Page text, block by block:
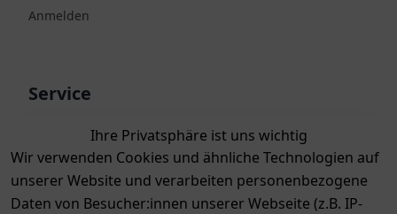
Ihre Privatsphäre ist uns wichtig
Wir verwenden Cookies und ähnliche Technologien auf
unserer Website und verarbeiten personenbezogene
Daten von Besucher:innen unserer Webseite (z.B. IP-
Anmelden
Service
Bewertungen
Zahlung & Versand